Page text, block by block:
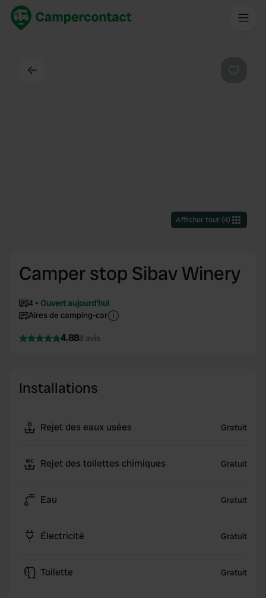
Afficher tout(4)
Camper stop Sibav Winery
4
Ouvert aujourd'hui
Aires de camping-car
4.888 avis
Installations
Rejet des eaux usées Gratuit
Rejet des toilettes chimiques Gratuit
Eau Gratuit
Électricité Gratuit
Toilette Gratuit